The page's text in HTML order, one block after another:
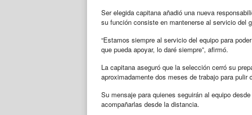
Ser elegida capitana añadió una nueva
su función consiste en mantenerse al servicio del
“Estamos siempre al servicio del equipo para
que pueda apoyar, lo daré siempre”, afirmó.
La capitana aseguró que la selección cerró su
aproximadamente dos meses de trabajo para
Su mensaje para quienes seguirán al equipo
acompañarlas desde la distancia.